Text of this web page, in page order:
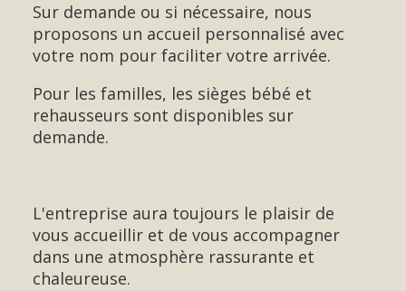
Sur demande ou si nécessaire, nous
proposons un accueil personnalisé avec
votre nom pour faciliter votre arrivée.
Pour les familles, les sièges bébé et
rehausseurs sont disponibles sur
demande.
L'entreprise aura toujours le plaisir de
vous accueillir et de vous accompagner
dans une atmosphère rassurante et
chaleureuse.